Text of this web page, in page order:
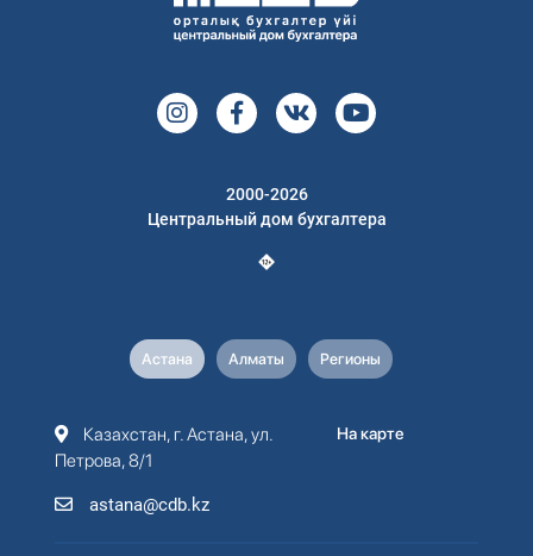
2000-2026
Центральный дом бухгалтера
Астана Алматы Регионы
Казахстан, г. Астана, ул.
Петрова, 8/1
astana@cdb.kz
На карте